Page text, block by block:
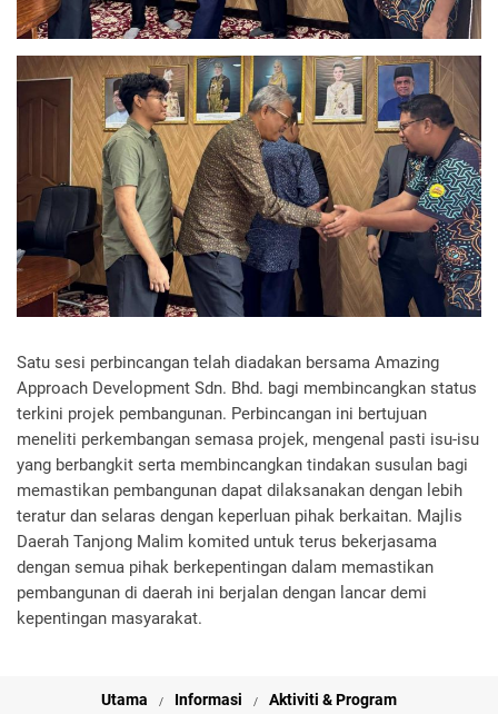
Satu sesi perbincangan telah diadakan bersama Amazing
Approach Development Sdn. Bhd. bagi membincangkan status
terkini projek pembangunan. Perbincangan ini bertujuan
meneliti perkembangan semasa projek, mengenal pasti isu-isu
yang berbangkit serta membincangkan tindakan susulan bagi
memastikan pembangunan dapat dilaksanakan dengan lebih
teratur dan selaras dengan keperluan pihak berkaitan. Majlis
Daerah Tanjong Malim komited untuk terus bekerjasama
dengan semua pihak berkepentingan dalam memastikan
pembangunan di daerah ini berjalan dengan lancar demi
kepentingan masyarakat.
Utama Informasi Aktiviti & Program